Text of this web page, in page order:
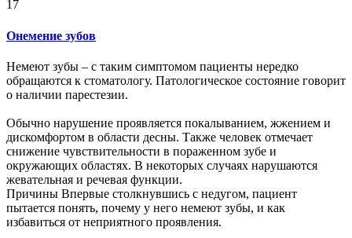
17
Онемение зубов
Немеют зубы – с таким симптомом пациенты нередко
обращаются к стоматологу. Патологическое состояние говорит
о наличии парестезии.
Обычно нарушение проявляется покалыванием, жжением и
дискомфортом в области десны. Также человек отмечает
снижение чувствительности в пораженном зубе и
окружающих областях. В некоторых случаях нарушаются
жевательная и речевая функции.
Причины Впервые столкнувшись с недугом, пациент
пытается понять, почему у него немеют зубы, и как
избавиться от неприятного проявления.